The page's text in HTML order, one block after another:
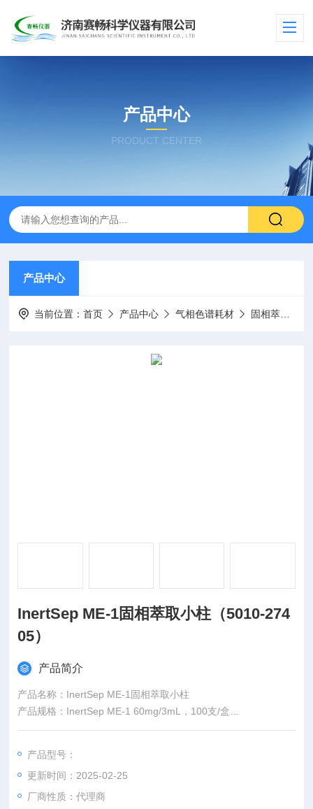
产品中心
PRODUCT CENTER
产品中心
当前位置：首页 产品中心 气相色谱耗材 固相萃取小柱
InertSep ME-1固相萃取小柱（5010-274
05）
产品简介
产品名称：InertSep ME-1固相萃取小柱
产品规格：InertSep ME-1 60mg/3mL，100支/盒
产品货号：5010-27405
产品型号：
更新时间：2025-02-25
厂商性质：代理商